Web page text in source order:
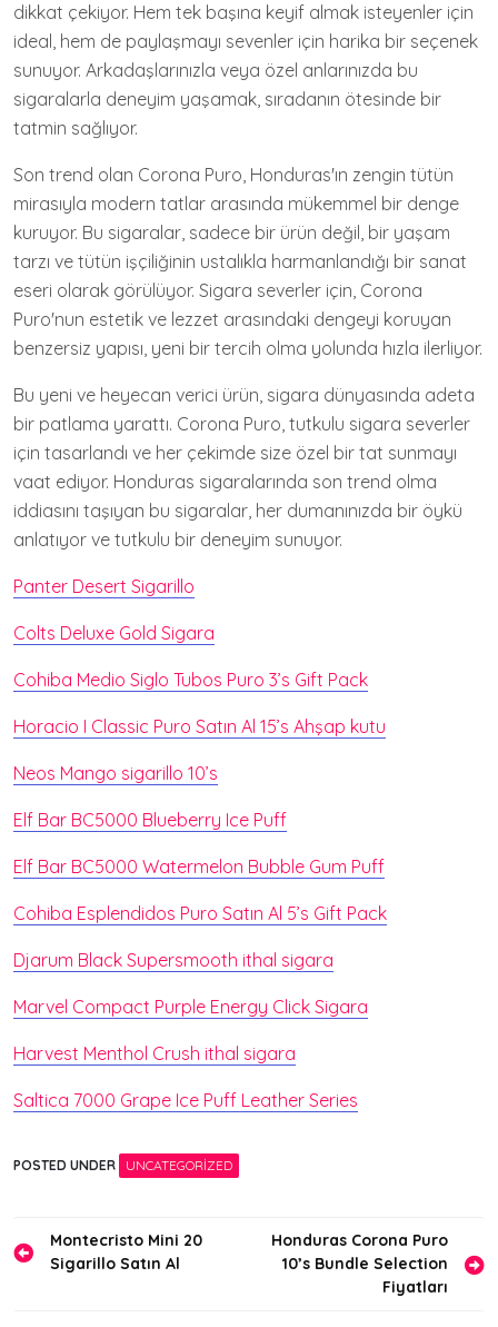
dikkat çekiyor. Hem tek başına keyif almak isteyenler için
ideal, hem de paylaşmayı sevenler için harika bir seçenek
sunuyor. Arkadaşlarınızla veya özel anlarınızda bu
sigaralarla deneyim yaşamak, sıradanın ötesinde bir
tatmin sağlıyor.
Son trend olan Corona Puro, Honduras'ın zengin tütün
mirasıyla modern tatlar arasında mükemmel bir denge
kuruyor. Bu sigaralar, sadece bir ürün değil, bir yaşam
tarzı ve tütün işçiliğinin ustalıkla harmanlandığı bir sanat
eseri olarak görülüyor. Sigara severler için, Corona
Puro'nun estetik ve lezzet arasındaki dengeyi koruyan
benzersiz yapısı, yeni bir tercih olma yolunda hızla ilerliyor.
Bu yeni ve heyecan verici ürün, sigara dünyasında adeta
bir patlama yarattı. Corona Puro, tutkulu sigara severler
için tasarlandı ve her çekimde size özel bir tat sunmayı
vaat ediyor. Honduras sigaralarında son trend olma
iddiasını taşıyan bu sigaralar, her dumanınızda bir öykü
anlatıyor ve tutkulu bir deneyim sunuyor.
Panter Desert Sigarillo
Colts Deluxe Gold Sigara
Cohiba Medio Siglo Tubos Puro 3’s Gift Pack
Horacio I Classic Puro Satın Al 15’s Ahşap kutu
Neos Mango sigarillo 10’s
Elf Bar BC5000 Blueberry Ice Puff
Elf Bar BC5000 Watermelon Bubble Gum Puff
Cohiba Esplendidos Puro Satın Al 5’s Gift Pack
Djarum Black Supersmooth ithal sigara
Marvel Compact Purple Energy Click Sigara
Harvest Menthol Crush ithal sigara
Saltica 7000 Grape Ice Puff Leather Series
POSTED UNDER UNCATEGORIZED
Yazı
gezinmesi
Montecristo Mini 20
Sigarillo Satın Al
Honduras Corona Puro
10’s Bundle Selection
Fiyatları